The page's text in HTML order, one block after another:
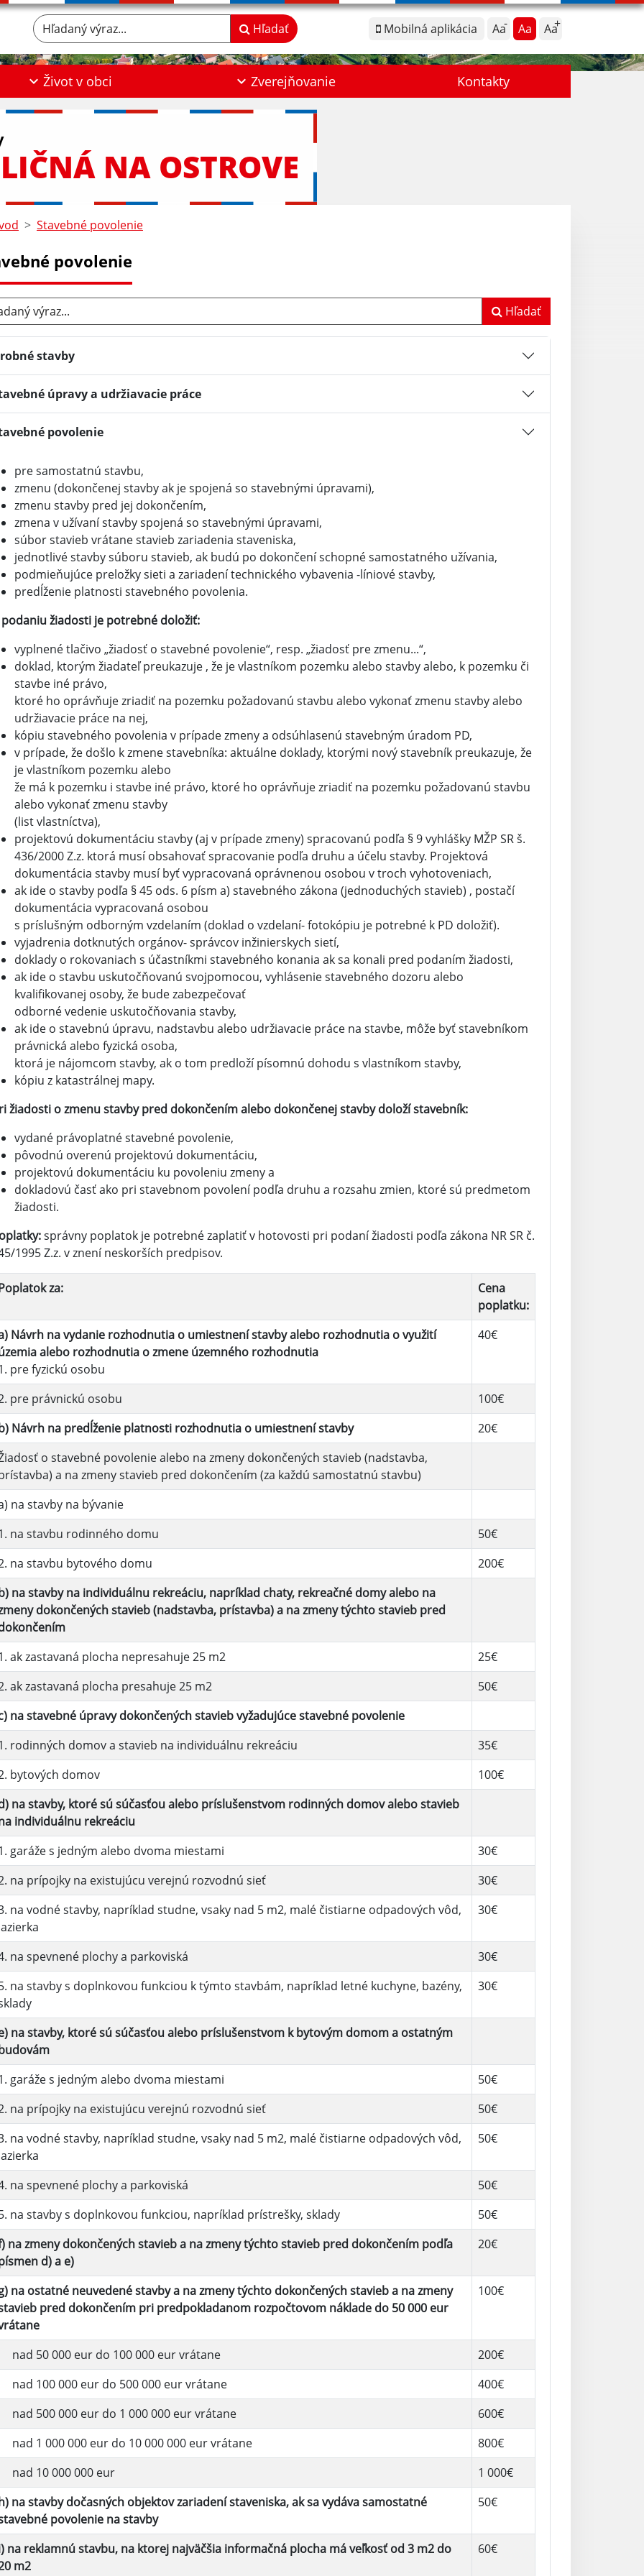
Mobilná aplikácia Aa Aa Aa
Hľadaný výraz... Hľadať
Život v obci Zverejňovanie Kontakty
NA OSTROVE
Stavebné povolenie
povolenie
výraz... Hľadať
stavby
úpravy a udržiavacie práce
povolenie
pre samostatnú stavbu,
zmenu (dokončenej stavby ak je spojená so stavebnými úpravami),
zmenu stavby pred jej dokončením,
zmena v užívaní stavby spojená so stavebnými úpravami,
súbor stavieb vrátane stavieb zariadenia staveniska,
jednotlivé stavby súboru stavieb, ak budú po dokončení schopné samostatného užívania,
podmieňujúce preložky sieti a zariadení technického vybavenia -líniové stavby,
predĺženie platnosti stavebného povolenia.
podaniu žiadosti je potrebné doložiť:
vyplnené tlačivo „žiadosť o stavebné povolenie“, resp. „žiadosť pre zmenu...“,
doklad, ktorým žiadateľ preukazuje , že je vlastníkom pozemku alebo stavby alebo, k pozemku či
stavbe iné právo,
ktoré ho oprávňuje zriadiť na pozemku požadovanú stavbu alebo vykonať zmenu stavby alebo
udržiavacie práce na nej,
kópiu stavebného povolenia v prípade zmeny a odsúhlasenú stavebným úradom PD,
v prípade, že došlo k zmene stavebníka: aktuálne doklady, ktorými nový stavebník preukazuje, že
je vlastníkom pozemku alebo
že má k pozemku i stavbe iné právo, ktoré ho oprávňuje zriadiť na pozemku požadovanú stavbu
alebo vykonať zmenu stavby
(list vlastníctva),
projektovú dokumentáciu stavby (aj v prípade zmeny) spracovanú podľa § 9 vyhlášky MŽP SR š.
436/2000 Z.z. ktorá musí obsahovať spracovanie podľa druhu a účelu stavby. Projektová
dokumentácia stavby musí byť vypracovaná oprávnenou osobou v troch vyhotoveniach,
ak ide o stavby podľa § 45 ods. 6 písm a) stavebného zákona (jednoduchých stavieb) , postačí
dokumentácia vypracovaná osobou
s príslušným odborným vzdelaním (doklad o vzdelaní- fotokópiu je potrebné k PD doložiť).
vyjadrenia dotknutých orgánov- správcov inžinierskych sietí,
doklady o rokovaniach s účastníkmi stavebného konania ak sa konali pred podaním žiadosti,
ak ide o stavbu uskutočňovanú svojpomocou, vyhlásenie stavebného dozoru alebo
kvalifikovanej osoby, že bude zabezpečovať
odborné vedenie uskutočňovania stavby,
ak ide o stavebnú úpravu, nadstavbu alebo udržiavacie práce na stavbe, môže byť stavebníkom
právnická alebo fyzická osoba,
ktorá je nájomcom stavby, ak o tom predloží písomnú dohodu s vlastníkom stavby,
kópiu z katastrálnej mapy.
žiadosti o zmenu stavby pred dokončením alebo dokončenej stavby doloží stavebník:
vydané právoplatné stavebné povolenie,
pôvodnú overenú projektovú dokumentáciu,
projektovú dokumentáciu ku povoleniu zmeny a
dokladovú časť ako pri stavebnom povolení podľa druhu a rozsahu zmien, ktoré sú predmetom
žiadosti.
správny poplatok je potrebné zaplatiť v hotovosti pri podaní žiadosti podľa zákona NR SR č.
1995 Z.z. v znení neskorších predpisov.
za:
Cena
poplatku:
Návrh na vydanie rozhodnutia o umiestnení stavby alebo rozhodnutia o využití
alebo rozhodnutia o zmene územného rozhodnutia
pre fyzickú osobu
40€
pre právnickú osobu
100€
Návrh na predĺženie platnosti rozhodnutia o umiestnení stavby
20€
o stavebné povolenie alebo na zmeny dokončených stavieb (nadstavba,
a na zmeny stavieb pred dokončením (za každú samostatnú stavbu)
na stavby na bývanie
na stavbu rodinného domu
50€
na stavbu bytového domu
200€
na stavby na individuálnu rekreáciu, napríklad chaty, rekreačné domy alebo na
dokončených stavieb (nadstavba, prístavba) a na zmeny týchto stavieb pred
ak zastavaná plocha nepresahuje 25 m2
25€
ak zastavaná plocha presahuje 25 m2
50€
na stavebné úpravy dokončených stavieb vyžadujúce stavebné povolenie
rodinných domov a stavieb na individuálnu rekreáciu
35€
bytových domov
100€
na stavby, ktoré sú súčasťou alebo príslušenstvom rodinných domov alebo stavieb
individuálnu rekreáciu
garáže s jedným alebo dvoma miestami
30€
na prípojky na existujúcu verejnú rozvodnú sieť
30€
na vodné stavby, napríklad studne, vsaky nad 5 m2, malé čistiarne odpadových vôd,
30€
na spevnené plochy a parkoviská
30€
na stavby s doplnkovou funkciou k týmto stavbám, napríklad letné kuchyne, bazény,
30€
na stavby, ktoré sú súčasťou alebo príslušenstvom k bytovým domom a ostatným
garáže s jedným alebo dvoma miestami
50€
na prípojky na existujúcu verejnú rozvodnú sieť
50€
na vodné stavby, napríklad studne, vsaky nad 5 m2, malé čistiarne odpadových vôd,
50€
na spevnené plochy a parkoviská
50€
na stavby s doplnkovou funkciou, napríklad prístrešky, sklady
50€
na zmeny dokončených stavieb a na zmeny týchto stavieb pred dokončením podľa
d) a e)
20€
na ostatné neuvedené stavby a na zmeny týchto dokončených stavieb a na zmeny
pred dokončením pri predpokladanom rozpočtovom náklade do 50 000 eur
100€
nad 50 000 eur do 100 000 eur vrátane
200€
nad 100 000 eur do 500 000 eur vrátane
400€
nad 500 000 eur do 1 000 000 eur vrátane
600€
nad 1 000 000 eur do 10 000 000 eur vrátane
800€
nad 10 000 000 eur
1 000€
na stavby dočasných objektov zariadení staveniska, ak sa vydáva samostatné
povolenie na stavby
50€
na reklamnú stavbu, na ktorej najväčšia informačná plocha má veľkosť od 3 m2 do
m2
60€